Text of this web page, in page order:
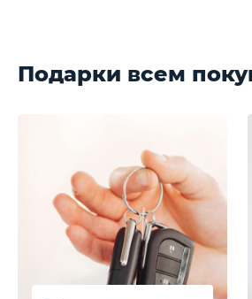
Подарки всем